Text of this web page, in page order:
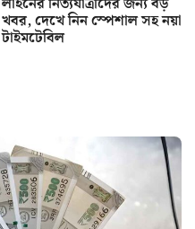
খবর, দেখে নিন স্পেশাল সহ নয়া
টাইমটেবিল